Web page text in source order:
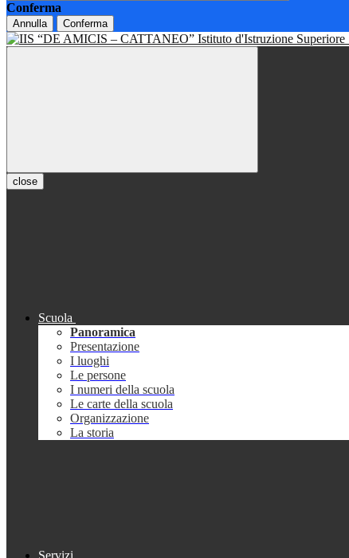
Conferma
Annulla Conferma
Istituto d'Istruzione Superiore
close
Scuola
Panoramica
Presentazione
I luoghi
Le persone
I numeri della scuola
Le carte della scuola
Organizzazione
La storia